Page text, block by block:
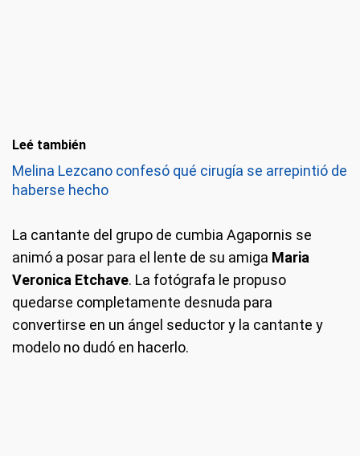
Leé también
Melina Lezcano confesó qué cirugía se arrepintió de
haberse hecho
La cantante del grupo de cumbia Agapornis se
animó a posar para el lente de su amiga Maria
Veronica Etchave. La fotógrafa le propuso
quedarse completamente desnuda para
convertirse en un ángel seductor y la cantante y
modelo no dudó en hacerlo.